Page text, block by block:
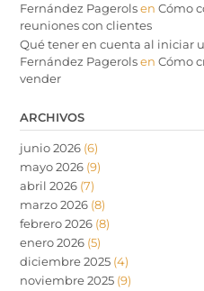
Fernández Pagerolsen Cómo
reuniones con clientes
Qué tener en cuenta al iniciar
Fernández Pagerolsen Cómo
vender
ARCHIVOS
junio 2026 (6)
mayo 2026 (9)
abril 2026 (7)
marzo 2026 (8)
febrero 2026 (8)
enero 2026 (5)
diciembre 2025 (4)
noviembre 2025 (9)